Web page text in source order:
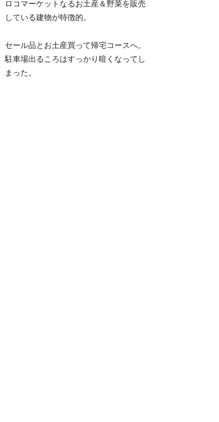
ロコマーケットなるお土産＆野菜を販売
している建物が特徴的。
セール品とお土産買って帰宅コースへ。
駐車場出るころはすっかり暗くなってし
まった。